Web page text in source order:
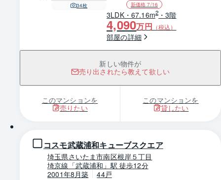
34枚 新価格 7/16
3LDK・67.16m2 ・3階
4,090万円 （税込）
部屋の詳細
新しい物件が
売り出されたら教えて欲しい
このマンションを
売りたい
このマンションを
貸したい
コスモ武蔵浦和キューブスクエア
埼玉県さいたま市南区根岸５丁目
埼京線「武蔵浦和」駅 徒歩12分
2001年8月築
44戸